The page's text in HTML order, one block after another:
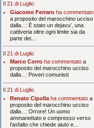
Il 21 di Luglio
Giacomo Ferraroha commentato
a proposito del marocchino ucciso
dalla...: È stato un dejavu’, una
cattiveria oltre ogni limite sia da
parte dei…
Il 21 di Luglio
Marco Corroha commentato a
proposito del marocchino ucciso
dalla...: Poveri comunisti
Il 21 di Luglio
Renato Cipollaha commentato a
proposito del marocchino ucciso
dalla...: Orrore! Un uomo
ammanettato e compresso verso
l'asfalto che chiede aiuto e…